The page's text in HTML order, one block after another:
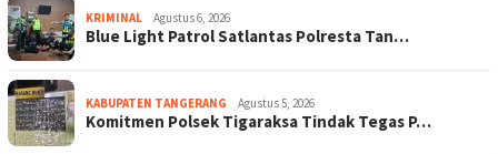
KRIMINAL Agustus 6, 2026
Blue Light Patrol Satlantas Polresta Tan…
KABUPATEN TANGERANG Agustus 5, 2026
Komitmen Polsek Tigaraksa Tindak Tegas P…